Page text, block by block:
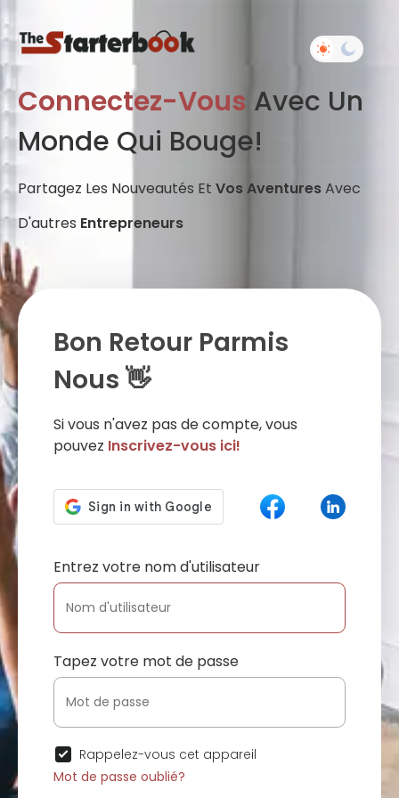
Connectez-Vous Avec Un
Monde Qui Bouge!
Partagez Les Nouveautés Et Vos AventuresAvec
D'autres Entrepreneurs
Bon Retour Parmis
Nous 👋
Si vous n'avez pas de compte, vous
pouvez Inscrivez-vous ici!
Entrez votre nom d'utilisateur
Tapez votre mot de passe
Rappelez-vous cet appareil
Mot de passe oublié?